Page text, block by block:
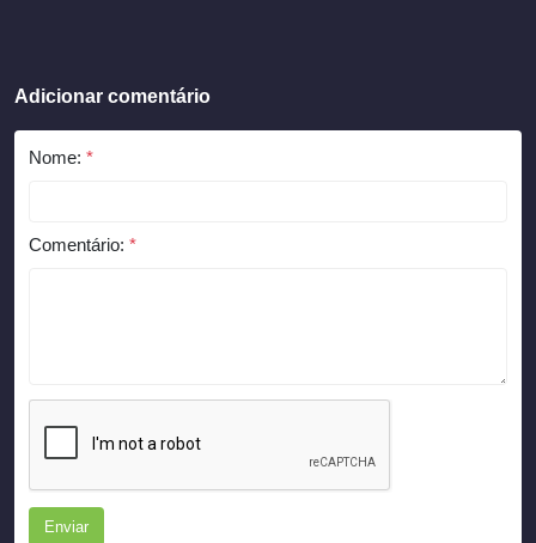
Adicionar comentário
Nome: *
Comentário: *
Enviar